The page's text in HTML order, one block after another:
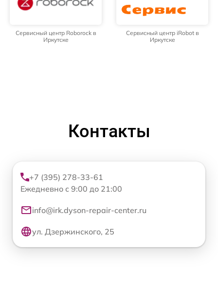
Сервисный центр Roborock в
Иркутске
Сервисный центр iRobot в
Иркутске
Контакты
+7 (395) 278-33-61
Ежедневно с 9:00 до 21:00
info@irk.dyson-repair-center.ru
ул. Дзержинского, 25